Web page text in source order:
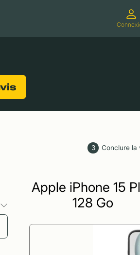
3 Conclure la
Apple iPhone 15
128 Go